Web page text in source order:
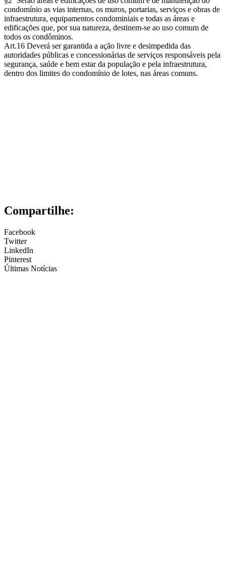
condomínio as vias internas, os muros, portarias, serviços e obras de
infraestrutura, equipamentos condominiais e todas as áreas e
edificações que, por sua natureza, destinem-se ao uso comum de
todos os condôminos.
Art.16 Deverá ser garantida a ação livre e desimpedida das
autoridades públicas e concessionárias de serviços responsáveis pela
segurança, saúde e bem estar da população e pela infraestrutura,
dentro dos limites do condomínio de lotes, nas áreas comuns.
Compartilhe:
Facebook
Twitter
LinkedIn
Pinterest
Últimas Notícias